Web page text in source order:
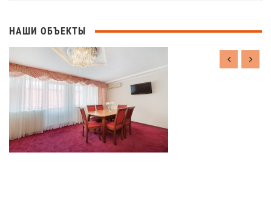
НАШИ ОБЪЕКТЫ